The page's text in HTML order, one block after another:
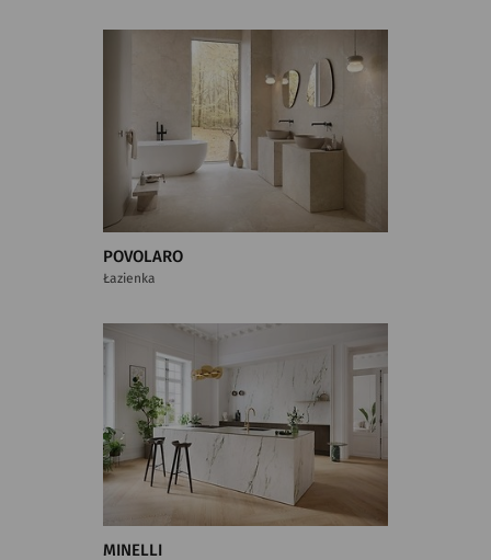
POVOLARO
Łazienka
MINELLI